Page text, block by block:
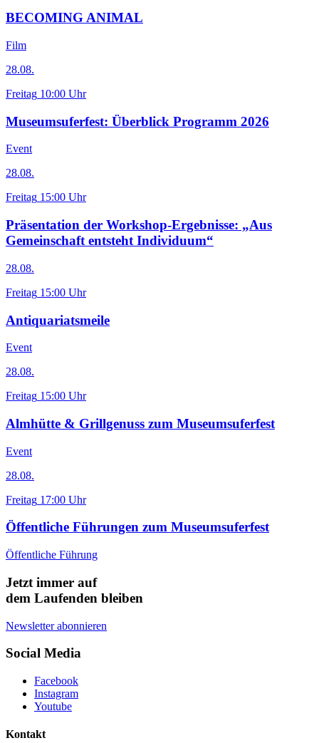
BECOMING ANIMAL
Film
28.08.
Freitag 10:00 Uhr
Museumsuferfest: Überblick Programm 2026
Event
28.08.
Freitag 15:00 Uhr
Präsentation der Workshop-Ergebnisse: „Aus
Gemeinschaft entsteht Individuum“
28.08.
Freitag 15:00 Uhr
Antiquariatsmeile
Event
28.08.
Freitag 15:00 Uhr
Almhütte & Grillgenuss zum Museumsuferfest
Event
28.08.
Freitag 17:00 Uhr
Öffentliche Führungen zum Museumsuferfest
Öffentliche Führung
Jetzt immer auf
dem Laufenden bleiben
Newsletter abonnieren
Social Media
Facebook
Instagram
Youtube
Kontakt